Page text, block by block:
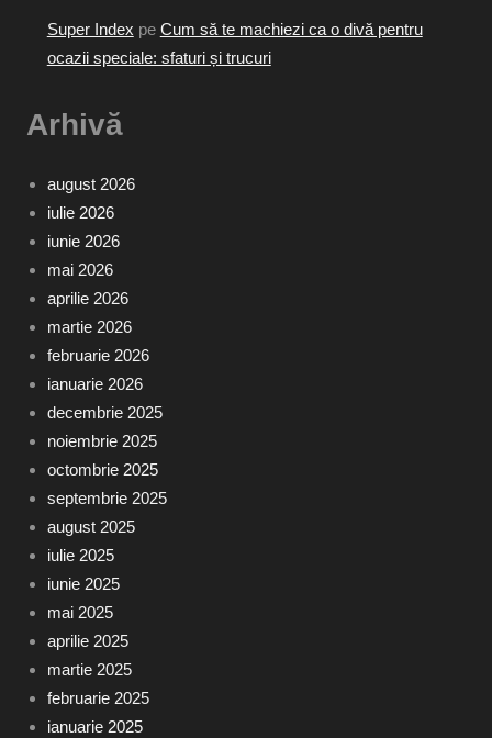
Super Index pe Cum să te machiezi ca o divă pentru
ocazii speciale: sfaturi și trucuri
Arhivă
august 2026
iulie 2026
iunie 2026
mai 2026
aprilie 2026
martie 2026
februarie 2026
ianuarie 2026
decembrie 2025
noiembrie 2025
octombrie 2025
septembrie 2025
august 2025
iulie 2025
iunie 2025
mai 2025
aprilie 2025
martie 2025
februarie 2025
ianuarie 2025